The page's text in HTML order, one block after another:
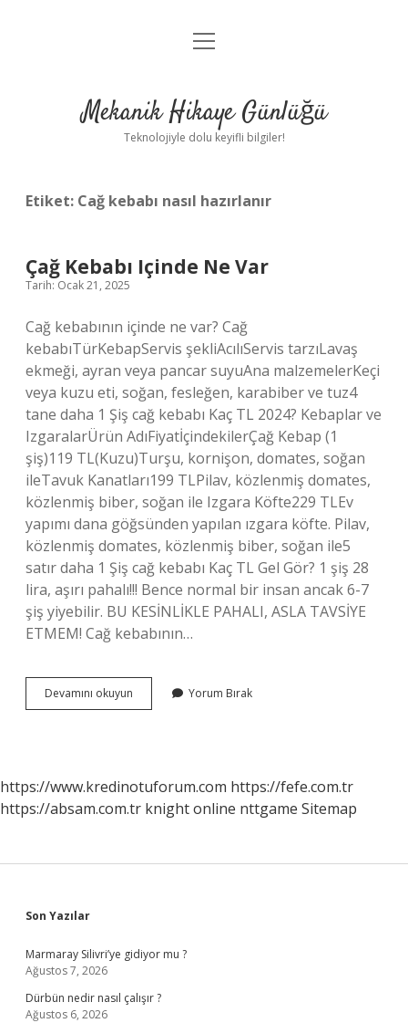
Anasayfa
Yasal Uyarı
menüyü
Mekanik Hikaye Günlüğü
Teknolojiyle dolu keyifli bilgiler!
Etiket: Cağ kebabı nasıl hazırlanır
Çağ Kebabı Içinde Ne Var
Tarih: Ocak 21, 2025
Cağ kebabının içinde ne var? Cağ
kebabıTürKebapServis şekliAcılıServis tarzıLavaş
ekmeği, ayran veya pancar suyuAna malzemelerKeçi
veya kuzu eti, soğan, fesleğen, karabiber ve tuz4
tane daha 1 Şiş cağ kebabı Kaç TL 2024? Kebaplar ve
IzgaralarÜrün AdıFiyatİçindekilerÇağ Kebap (1
şiş)119 TL(Kuzu)Turşu, kornişon, domates, soğan
ileTavuk Kanatları199 TLPilav, közlenmiş domates,
közlenmiş biber, soğan ile Izgara Köfte229 TLEv
yapımı dana göğsünden yapılan ızgara köfte. Pilav,
közlenmiş domates, közlenmiş biber, soğan ile5
satır daha 1 Şiş cağ kebabı Kaç TL Gel Gör? 1 şiş 28
lira, aşırı pahalı!!! Bence normal bir insan ancak 6-7
şiş yiyebilir. BU KESİNLİKLE PAHALI, ASLA TAVSİYE
ETMEM! Cağ kebabının…
Devamını okuyun
Kebabı
Yorum Bırak
https://www.kredinotuforum.com https://fefe.com.tr
https://absam.com.tr knight online nttgame Sitemap
Sidebar
Son Yazılar
Marmaray Silivri’ye gidiyor mu ?
Ağustos 7, 2026
Dürbün nedir nasıl çalışır ?
Ağustos 6, 2026